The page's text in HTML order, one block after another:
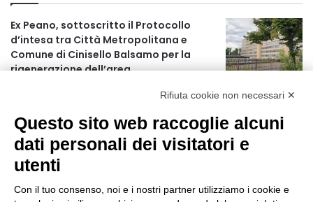
Ex Peano, sottoscritto il Protocollo
d’intesa tra Città Metropolitana e
Comune di Cinisello Balsamo per la
rigenerazione dell’area
partire dalle ore 18
3 ore fa
Ex mercato Selinunte, via libera alle
linee di indirizzo per il nuovo spazio
socio-aggregativo dedicato ai giovani
Rifiuta cookie non necessari ✕
Questo sito web raccoglie alcuni
dati personali dei visitatori e
utenti
Con il tuo consenso, noi e i nostri partner utilizziamo i cookie e